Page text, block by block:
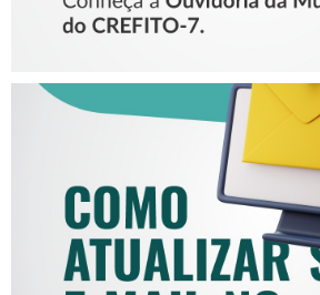
COMO ATUALIZAR
MAIL NO